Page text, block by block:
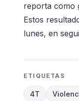
reporta como
Estos
lunes, en
ETIQUETAS
4T